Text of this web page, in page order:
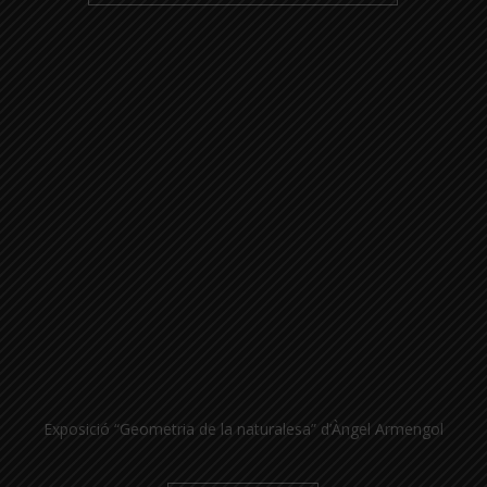
Exposició “Geometria de la naturalesa” d’Àngel Armengol